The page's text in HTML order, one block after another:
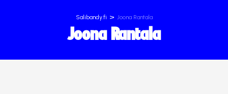
Salibandy.fi > Joona Rantala
Joona Rantala